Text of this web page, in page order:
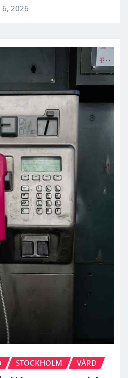
6, 2026
STOCKHOLM VÅRD